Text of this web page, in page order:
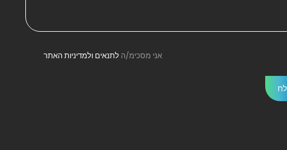
אני מסכימ/הלתנאים ולמדיניות האתר